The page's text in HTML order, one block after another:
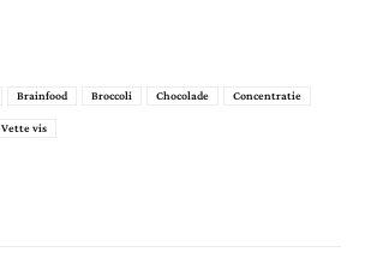
Brainfood Broccoli Chocolade Concentratie
Vette vis